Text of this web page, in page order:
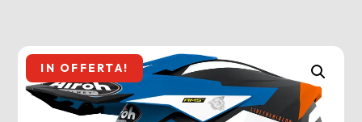
IN OFFERTA!